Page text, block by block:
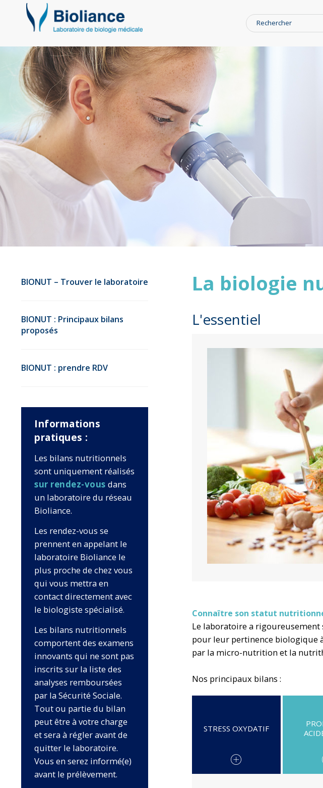
Nantes
région
nantaise
BIONUT – Trouver le laboratoire
BIONUT : Principaux bilans
proposés
BIONUT : prendre RDV
Informations
pratiques :
Les bilans nutritionnels
sont uniquement réalisés
sur rendez-vous dans
un laboratoire du réseau
Bioliance.
Les rendez-vous se
prennent en appelant le
laboratoire Bioliance le
plus proche de chez vous
qui vous mettra en
contact directement avec
le biologiste spécialisé.
Les bilans nutritionnels
comportent des examens
innovants qui ne sont pas
inscrits sur la liste des
analyses remboursées
par la Sécurité Sociale.
Tout ou partie du bilan
peut être à votre charge
et sera à régler avant de
quitter le laboratoire.
Vous en serez informé(e)
avant le prélèvement.
La biologie
L'essentiel
Connaître son statut
Le laboratoire a
pour leur pertinence biologique
par la micro-nutrition et la
Nos principaux bilans :
STRESS OXYDATIF